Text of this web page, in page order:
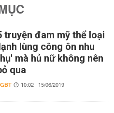
truyện đam mỹ thể loại
lùng công ôn nhu
mà hủ nữ không nên
qua
10:02 | 15/06/2019